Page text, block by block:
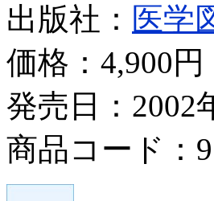
出版社： 医学
価格： 4,900円
発売日：2002
商品コード：